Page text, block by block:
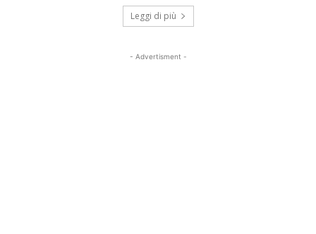
Leggi di più
- Advertisment -